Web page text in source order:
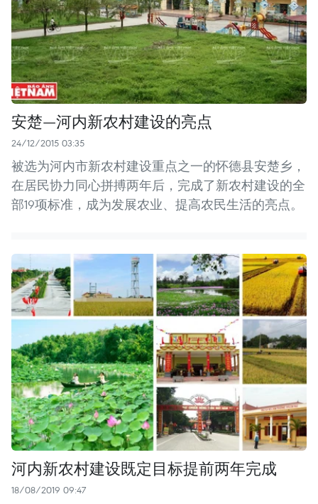
安楚—河内新农村建设的亮点
24/12/2015 03:35
被选为河内市新农村建设重点之一的怀德县安楚乡，
在居民协力同心拼搏两年后，完成了新农村建设的全
部19项标准，成为发展农业、提高农民生活的亮点。
河内新农村建设既定目标提前两年完成
18/08/2019 09:47